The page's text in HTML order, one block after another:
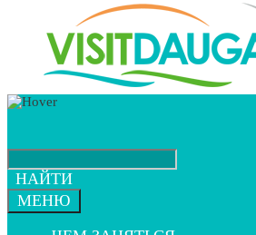
НАЙТИ
МЕНЮ